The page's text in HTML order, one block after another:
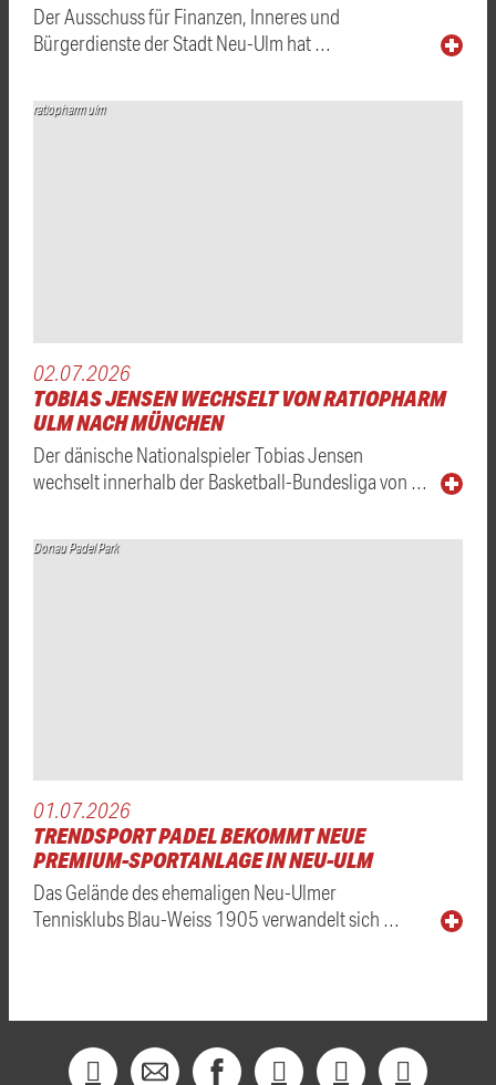
Der Ausschuss für Finanzen, Inneres und
Bürgerdienste der Stadt Neu-Ulm hat …
ratiopharm ulm
02.07.2026
TOBIAS JENSEN WECHSELT VON RATIOPHARM
ULM NACH MÜNCHEN
Der dänische Nationalspieler Tobias Jensen
wechselt innerhalb der Basketball-Bundesliga von …
Donau Padel Park
01.07.2026
TRENDSPORT PADEL BEKOMMT NEUE
PREMIUM-SPORTANLAGE IN NEU-ULM
Das Gelände des ehemaligen Neu-Ulmer
Tennisklubs Blau-Weiss 1905 verwandelt sich …